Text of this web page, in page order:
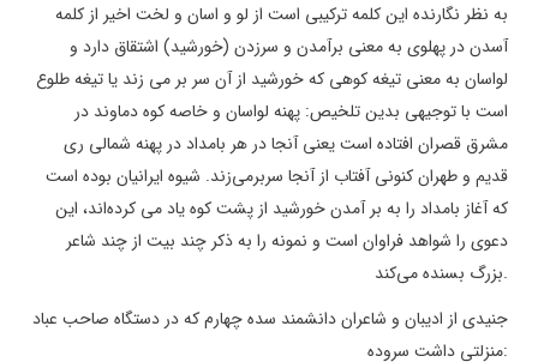
به نظر نگارنده این کلمه ترکیبی است از لو و اسان و لخت اخیر از کلمه
آسدن در پهلوی به معنی برآمدن و سرزدن (خورشید) اشتقاق دارد و
لواسان به معنی تیغه کوهی که خورشید از آن سر بر می زند یا تیغه طلوع
است با توجیهی بدین تلخیص: پهنه لواسان و خاصه کوه دماوند در
مشرق قصران افتاده است یعنی آنجا در هر بامداد در پهنه شمالی ری
قدیم و طهران کنونی آفتاب از آنجا سربرمی‌زند. شیوه ایرانیان بوده است
که آغاز بامداد را به بر آمدن خورشید از پشت کوه یاد می کرده‌اند، این
دعوی را شواهد فراوان است و نمونه را به ذکر چند بیت از چند شاعر
بزرگ بسنده می‌کند.
جنیدی از ادیبان و شاعران دانشمند سده چهارم که در دستگاه صاحب عباد
منزلتی داشت سروده: